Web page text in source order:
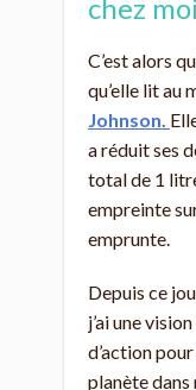
chez moi
C’est alors
qu’elle lit au
Johnson.
a réduit ses
total de 1
empreinte
emprunte.
Depuis ce
j’ai une
d’action
planète